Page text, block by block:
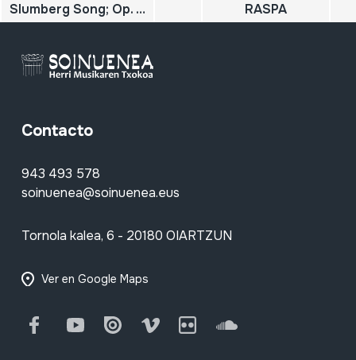
Slumberg Song; Op. 124, Nº16; Schumann, R. RASPA
Contacto
943 493 578
soinuenea@soinuenea.eus
Tornola kalea, 6 - 20180 OIARTZUN
Ver en Google Maps
FacebookYoutube Issuu Vimeo Flickr SoundCloud